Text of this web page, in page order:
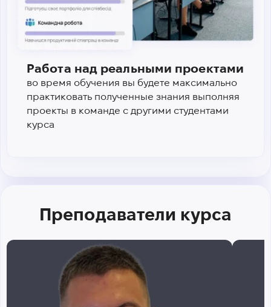
Работа над реальными проектами
во время обучения вы будете максимально
практиковать полученные знания выполняя
проекты в команде с другими студентами
курса
Преподаватели курса